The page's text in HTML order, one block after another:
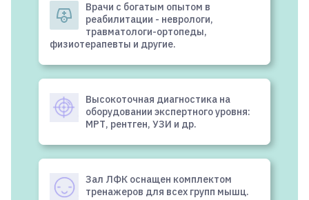
Врачи с богатым опытом в
реабилитации - неврологи,
травматологи-ортопеды,
физиотерапевты и другие.
Высокоточная диагностика на
оборудовании экспертного уровня:
МРТ, рентген, УЗИ и др.
Зал ЛФК оснащен комплектом
тренажеров для всех групп мышц.